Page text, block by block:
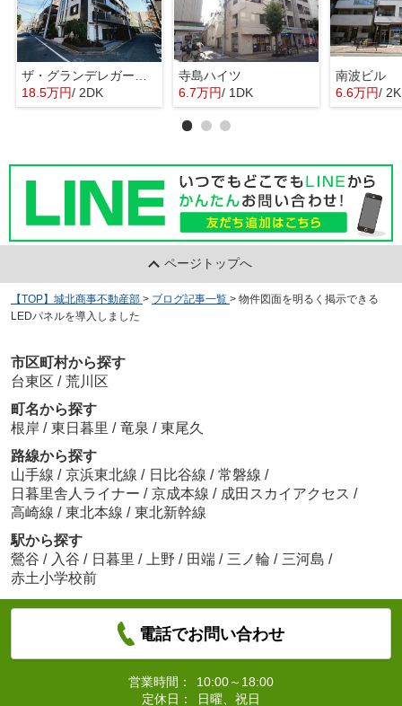
18.5万円/ 2DK
寺島ハイツ
6.7万円/ 1DK
南波ビル
6.6万円/ 2K
ページトップへ
【TOP】城北商事不動産部 > ブログ記事一覧 > 物件図面を明るく掲示できる
LEDパネルを導入しました
市区町村から探す
台東区 / 荒川区
町名から探す
根岸 / 東日暮里 / 竜泉 / 東尾久
路線から探す
山手線 / 京浜東北線 / 日比谷線 / 常磐線 /
日暮里舎人ライナー / 京成本線 / 成田スカイアクセス /
高崎線 / 東北本線 / 東北新幹線
駅から探す
鶯谷 / 入谷 / 日暮里 / 上野 / 田端 / 三ノ輪 / 三河島 /
赤土小学校前
電話でお問い合わせ
営業時間：
10:00～18:00
定休日：
日曜、祝日